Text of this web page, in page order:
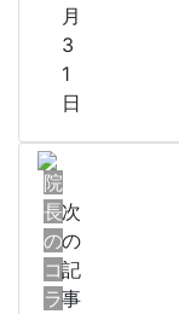
月
3
1
日
院
長
の
コ
ラ
次
の
記
事